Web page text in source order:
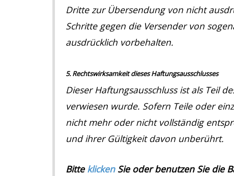
Dritte zur Übersendung von nicht
Schritte gegen die Versender von
ausdrücklich vorbehalten.
5. Rechtswirksamkeit dieses Haftungsausschlusses
Dieser Haftungsausschluss ist als Teil
verwiesen wurde. Sofern Teile oder
nicht mehr oder nicht vollständig
und ihrer Gültigkeit davon unberührt.
BitteklickenSie oder benutzen Sie die